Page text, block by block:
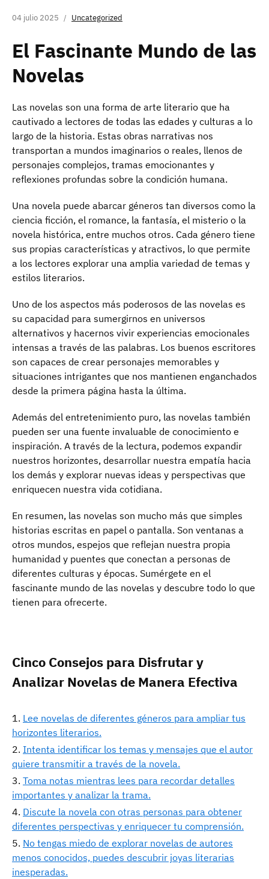
04 julio 2025 Uncategorized
El Fascinante Mundo de las
Novelas
Las novelas son una forma de arte literario que ha
cautivado a lectores de todas las edades y culturas a lo
largo de la historia. Estas obras narrativas nos
transportan a mundos imaginarios o reales, llenos de
personajes complejos, tramas emocionantes y
reflexiones profundas sobre la condición humana.
Una novela puede abarcar géneros tan diversos como la
ciencia ficción, el romance, la fantasía, el misterio o la
novela histórica, entre muchos otros. Cada género tiene
sus propias características y atractivos, lo que permite
a los lectores explorar una amplia variedad de temas y
estilos literarios.
Uno de los aspectos más poderosos de las novelas es
su capacidad para sumergirnos en universos
alternativos y hacernos vivir experiencias emocionales
intensas a través de las palabras. Los buenos escritores
son capaces de crear personajes memorables y
situaciones intrigantes que nos mantienen enganchados
desde la primera página hasta la última.
Además del entretenimiento puro, las novelas también
pueden ser una fuente invaluable de conocimiento e
inspiración. A través de la lectura, podemos expandir
nuestros horizontes, desarrollar nuestra empatía hacia
los demás y explorar nuevas ideas y perspectivas que
enriquecen nuestra vida cotidiana.
En resumen, las novelas son mucho más que simples
historias escritas en papel o pantalla. Son ventanas a
otros mundos, espejos que reflejan nuestra propia
humanidad y puentes que conectan a personas de
diferentes culturas y épocas. Sumérgete en el
fascinante mundo de las novelas y descubre todo lo que
tienen para ofrecerte.
Cinco Consejos para Disfrutar y
Analizar Novelas de Manera Efectiva
Lee novelas de diferentes géneros para ampliar tus
horizontes literarios.
Intenta identificar los temas y mensajes que el autor
quiere transmitir a través de la novela.
Toma notas mientras lees para recordar detalles
importantes y analizar la trama.
Discute la novela con otras personas para obtener
diferentes perspectivas y enriquecer tu comprensión.
No tengas miedo de explorar novelas de autores
menos conocidos, puedes descubrir joyas literarias
inesperadas.